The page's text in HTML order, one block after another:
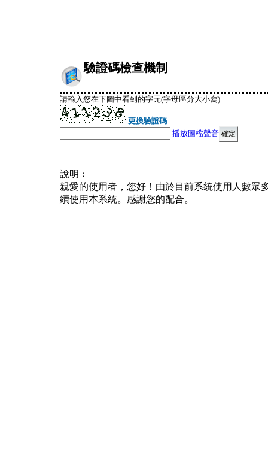
驗證碼檢查機制
請輸入您在下圖中看到的字元(字母區分大小寫)
更換驗證碼
播放圖檔聲音
說明︰
親愛的使用者，您好！由於目前系統使用人數眾
續使用本系統。感謝您的配合。